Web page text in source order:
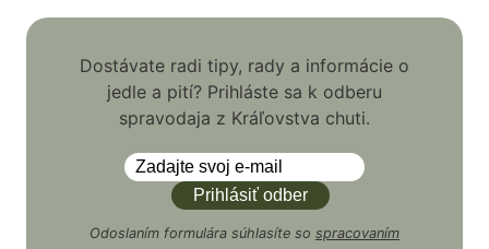
Dostávate radi tipy, rady a informácie o
jedle a pití? Prihláste sa k odberu
spravodaja z Kráľovstva chuti.
Odoslaním formulára súhlasíte so spracovaním